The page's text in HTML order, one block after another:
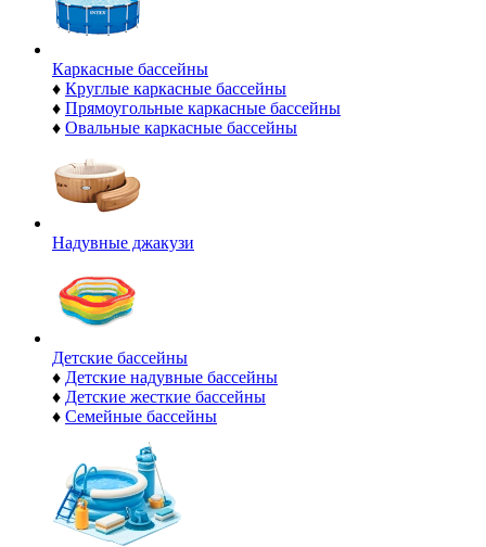
Каркасные бассейны
♦ Круглые каркасные бассейны
♦ Прямоугольные каркасные бассейны
♦ Овальные каркасные бассейны
Надувные джакузи
Детские бассейны
♦ Детские надувные бассейны
♦ Детские жесткие бассейны
♦ Семейные бассейны